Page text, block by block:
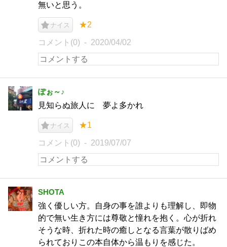
無いと思う。
ナイス ★2
コメント(0) 2020/04/02
ぽぉ～♪
見知らぬ旅人に 夢よ多かれ
ナイス ★1
コメント(0) 2019/07/07
SHOTA
強く優しい方。自身の事を誰よりも理解し、即物
的で無い生き方には尊敬と憧れを抱く。心が折れ
そうな時、折れた時の癒しとなる言葉が散りばめ
られておりこの本自体から温もりを感じた。